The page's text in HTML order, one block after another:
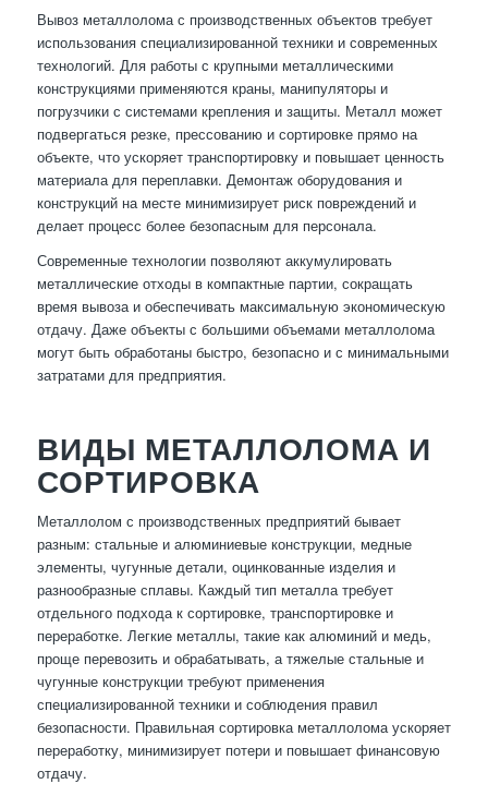
Вывоз металлолома с производственных объектов требует
использования специализированной техники и современных
технологий. Для работы с крупными металлическими
конструкциями применяются краны, манипуляторы и
погрузчики с системами крепления и защиты. Металл может
подвергаться резке, прессованию и сортировке прямо на
объекте, что ускоряет транспортировку и повышает ценность
материала для переплавки. Демонтаж оборудования и
конструкций на месте минимизирует риск повреждений и
делает процесс более безопасным для персонала.
Современные технологии позволяют аккумулировать
металлические отходы в компактные партии, сокращать
время вывоза и обеспечивать максимальную экономическую
отдачу. Даже объекты с большими объемами металлолома
могут быть обработаны быстро, безопасно и с минимальными
затратами для предприятия.
ВИДЫ МЕТАЛЛОЛОМА И
СОРТИРОВКА
Металлолом с производственных предприятий бывает
разным: стальные и алюминиевые конструкции, медные
элементы, чугунные детали, оцинкованные изделия и
разнообразные сплавы. Каждый тип металла требует
отдельного подхода к сортировке, транспортировке и
переработке. Легкие металлы, такие как алюминий и медь,
проще перевозить и обрабатывать, а тяжелые стальные и
чугунные конструкции требуют применения
специализированной техники и соблюдения правил
безопасности. Правильная сортировка металлолома ускоряет
переработку, минимизирует потери и повышает финансовую
отдачу.